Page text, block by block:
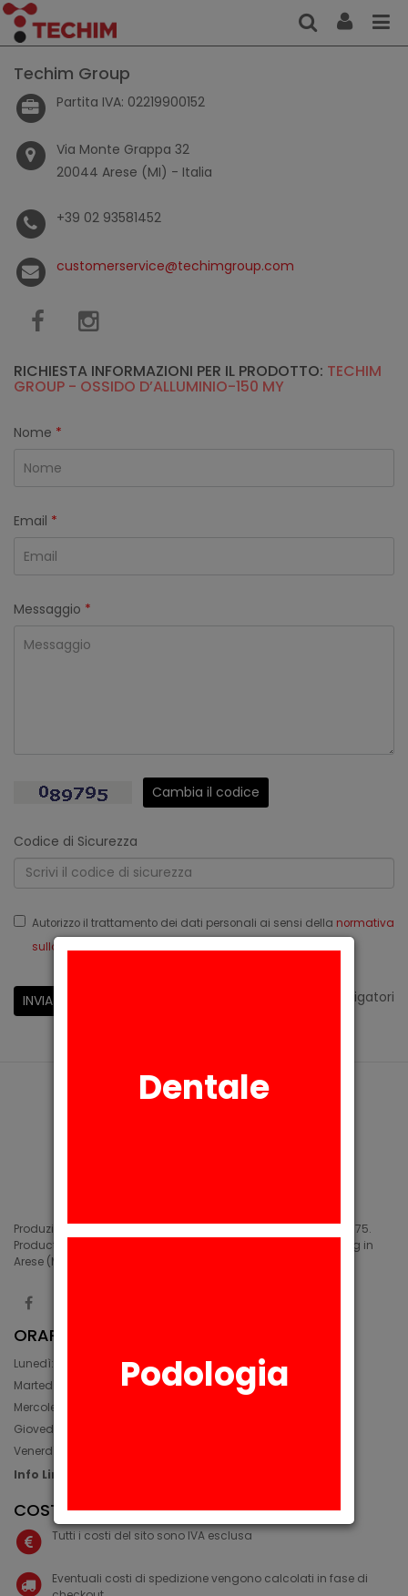
Techim Group
Partita IVA: 02219900152
Via Monte Grappa 32
20044 Arese (MI) - Italia
+39 02 93581452
customerservice@techimgroup.com
RICHIESTA INFORMAZIONI PER IL PRODOTTO: TECHIM
GROUP - OSSIDO D’ALLUMINIO-150 MY
Nome *
Email *
Messaggio *
Cambia il codice
Codice di Sicurezza
Autorizzo il trattamento dei dati personali ai sensi della normativa
sulla privacy
INVIA campi obbligatori
Produzione di siliconi medicali e industriali in Arese (MI) dal 1975.
Production of medical and industrial silicones. Manufacturing in
Arese (MI) since 1975.
ORARIO
Lunedì: 08:30 - 12:30, 14:00 - 17:45
Martedì: 08:30 - 12:30, 14:00 - 17:00
Mercoledì: 08:30 - 12:30, 14:00 - 17:00
Giovedì: 09:30 - 12:30, 14:00 - 17:00
Venerdì: 08:30 - 12:30, 14:00 - 17:00
Info Line: +39 02 93581452
COSTI IVA E SPEDIZIONE
Tutti i costi del sito sono IVA esclusa
Eventuali costi di spedizione vengono calcolati in fase di
Dentale
Podologia